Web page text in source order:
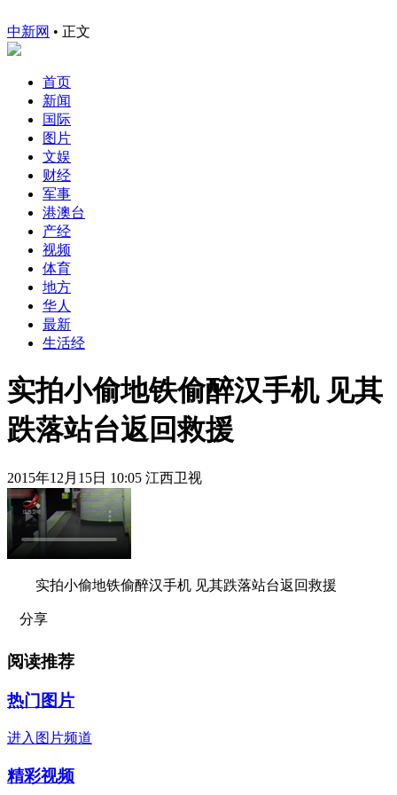
中新网 • 正文
首页
新闻
国际
图片
文娱
财经
军事
港澳台
产经
视频
体育
地方
华人
最新
生活经
实拍小偷地铁偷醉汉手机 见其
跌落站台返回救援
2015年12月15日 10:05 江西卫视
实拍小偷地铁偷醉汉手机 见其跌落站台返回救援
分享
阅读推荐
热门图片
进入图片频道
精彩视频